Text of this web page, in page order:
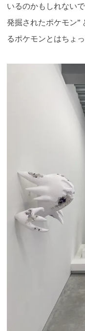
いるのかもしれない
発掘されたポケモン”
るポケモンとはちょっ